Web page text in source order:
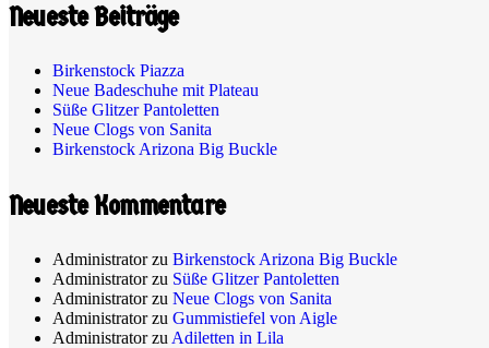
Neueste Beiträge
Birkenstock Piazza
Neue Badeschuhe mit Plateau
Süße Glitzer Pantoletten
Neue Clogs von Sanita
Birkenstock Arizona Big Buckle
Neueste Kommentare
Administratorzu Birkenstock Arizona Big Buckle
Administratorzu Süße Glitzer Pantoletten
Administratorzu Neue Clogs von Sanita
Administratorzu Gummistiefel von Aigle
Administratorzu Adiletten in Lila